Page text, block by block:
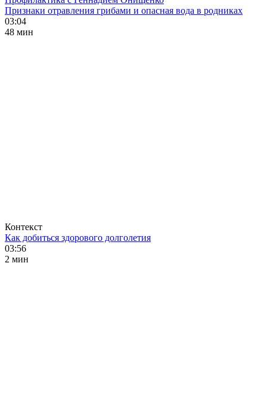
Признаки отравления грибами и опасная вода в родниках
03:04
48 мин
Контекст
Как добиться здорового долголетия
03:56
2 мин